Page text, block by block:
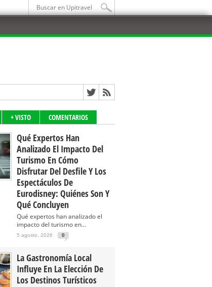
+ VISTO COMENTARIOS
Qué Expertos Han
Analizado El Impacto Del
Turismo En Cómo
Disfrutar Del Desfile Y Los
Espectáculos De
Eurodisney: Quiénes Son Y
Qué Concluyen
Qué expertos han analizado el
impacto del turismo en...
5 agosto, 2026 0
La Gastronomía Local
Influye En La Elección De
Los Destinos Turísticos